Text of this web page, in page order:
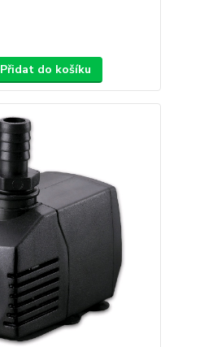
Přidat do košíku